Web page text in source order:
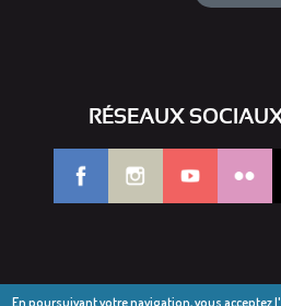
RÉSEAUX
En poursuivant votre navigation, vous acceptez